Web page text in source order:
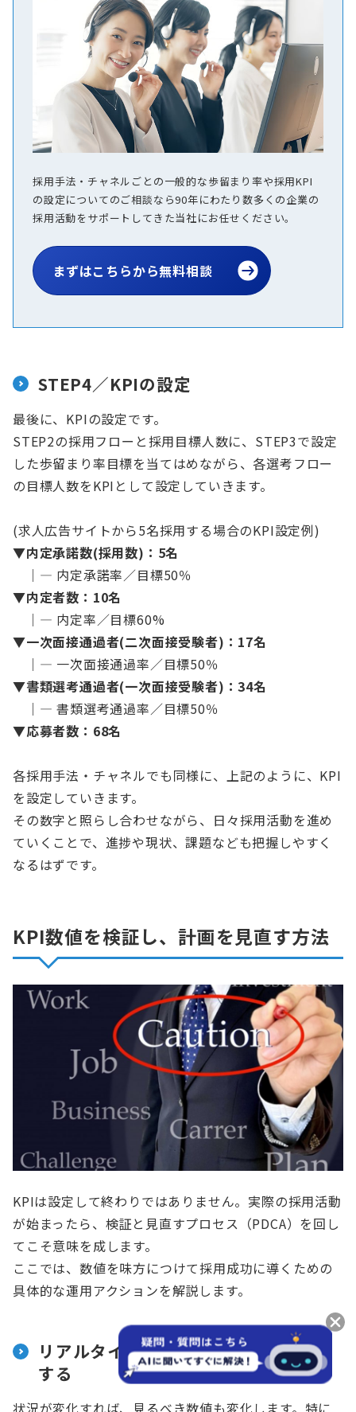
採用手法・チャネルごとの一般的な歩留まり率や採用KPI
の設定についてのご相談なら90年にわたり数多くの企業の
採用活動をサポートしてきた当社にお任せください。
まずはこちらから無料相談
STEP4／KPIの設定
最後に、KPIの設定です。
STEP2の採用フローと採用目標人数に、STEP3で設定
した歩留まり率目標を当てはめながら、各選考フロー
の目標人数をKPIとして設定していきます。
(求人広告サイトから5名採用する場合のKPI設定例)
▼内定承諾数(採用数)：5名
｜― 内定承諾率／目標50％
▼内定者数：10名
｜― 内定率／目標60%
▼一次面接通過者(二次面接受験者)：17名
｜― 一次面接通過率／目標50％
▼書類選考通過者(一次面接受験者)：34名
｜― 書類選考通過率／目標50％
▼応募者数：68名
各採用手法・チャネルでも同様に、上記のように、KPI
を設定していきます。
その数字と照らし合わせながら、日々採用活動を進め
ていくことで、進捗や現状、課題なども把握しやすく
なるはずです。
KPI数値を検証し、計画を見直す方法
KPIは設定して終わりではありません。実際の採用活動
が始まったら、検証と見直すプロセス（PDCA）を回し
てこそ意味を成します。
ここでは、数値を味方につけて採用成功に導くための
具体的な運用アクションを解説します。
リアルタイムで進捗を確認し「検証」
する